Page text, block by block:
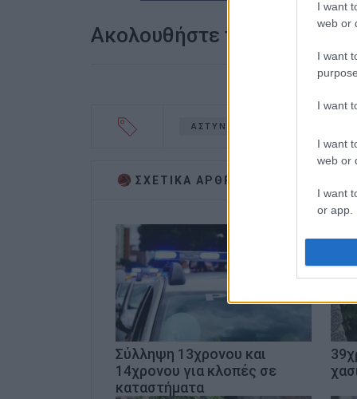
I want
web or
I want
I want
I want
web or
I want
or app.
I want
I want
Ακολουθήστε το enimerosi
ΑΣΤΥΝΟΜΙΑ
ΣΧΕΤΙΚA AΡΘΡΑ
Σύλληψη 13χρονου και
14χρονου για κλοπές σε
καταστήματα